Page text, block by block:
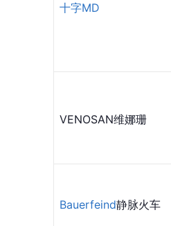
十字MD
VENOSAN维娜珊
Bauerfeind静脉火车